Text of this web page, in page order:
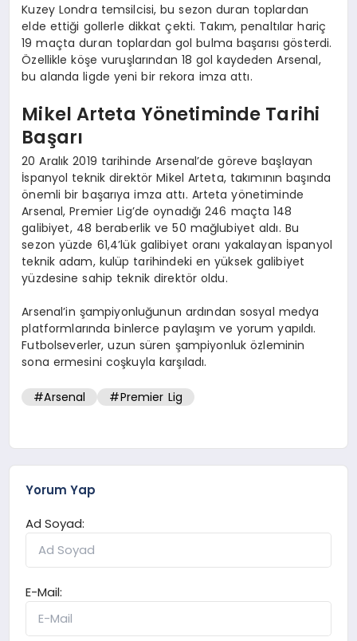
Kuzey Londra temsilcisi, bu sezon duran toplardan
elde ettiği gollerle dikkat çekti. Takım, penaltılar hariç
19 maçta duran toplardan gol bulma başarısı gösterdi.
Özellikle köşe vuruşlarından 18 gol kaydeden Arsenal,
bu alanda ligde yeni bir rekora imza attı.
Mikel Arteta Yönetiminde Tarihi
Başarı
20 Aralık 2019 tarihinde Arsenal’de göreve başlayan
İspanyol teknik direktör Mikel Arteta, takımının başında
önemli bir başarıya imza attı. Arteta yönetiminde
Arsenal, Premier Lig’de oynadığı 246 maçta 148
galibiyet, 48 beraberlik ve 50 mağlubiyet aldı. Bu
sezon yüzde 61,4’lük galibiyet oranı yakalayan İspanyol
teknik adam, kulüp tarihindeki en yüksek galibiyet
yüzdesine sahip teknik direktör oldu.
Arsenal’in şampiyonluğunun ardından sosyal medya
platformlarında binlerce paylaşım ve yorum yapıldı.
Futbolseverler, uzun süren şampiyonluk özleminin
sona ermesini coşkuyla karşıladı.
#Arsenal #Premier Lig
Yorum Yap
Ad Soyad:
E-Mail: